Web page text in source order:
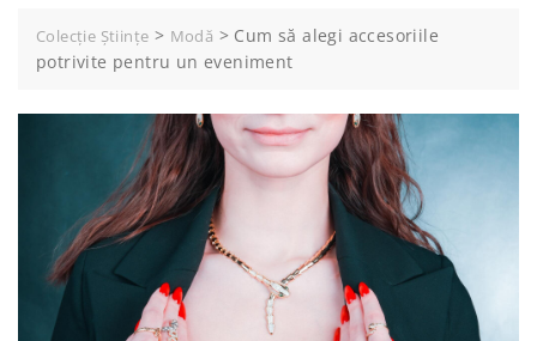
Colecție Științe > Modă > Cum să alegi accesoriile
potrivite pentru un eveniment